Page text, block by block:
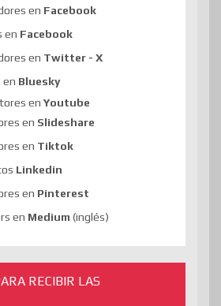
en Facebook
en Facebook
en Twitter - X
en Bluesky
en Youtube
en Slideshare
en Tiktok
Linkedin
en Pinterest
en Medium (inglés)
RECIBIR LAS